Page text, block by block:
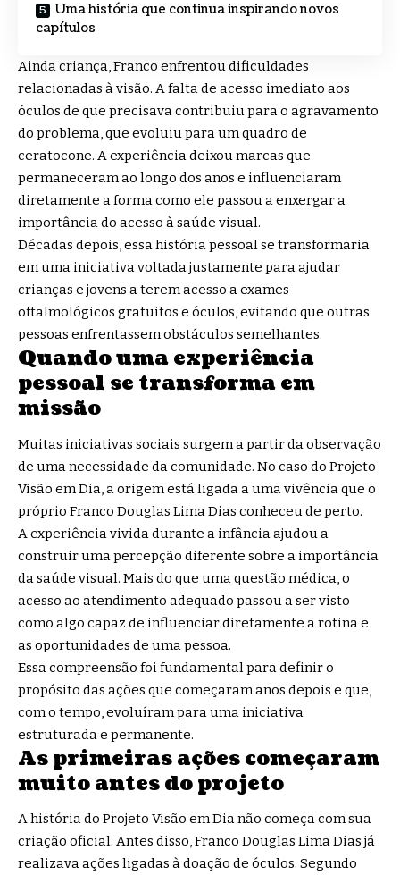
Uma história que continua inspirando novos
capítulos
Ainda criança, Franco enfrentou dificuldades
relacionadas à visão. A falta de acesso imediato aos
óculos de que precisava contribuiu para o agravamento
do problema, que evoluiu para um quadro de
ceratocone. A experiência deixou marcas que
permaneceram ao longo dos anos e influenciaram
diretamente a forma como ele passou a enxergar a
importância do acesso à saúde visual.
Décadas depois, essa história pessoal se transformaria
em uma iniciativa voltada justamente para ajudar
crianças e jovens a terem acesso a exames
oftalmológicos gratuitos e óculos, evitando que outras
pessoas enfrentassem obstáculos semelhantes.
Quando uma experiência
pessoal se transforma em
missão
Muitas iniciativas sociais surgem a partir da observação
de uma necessidade da comunidade. No caso do Projeto
Visão em Dia, a origem está ligada a uma vivência que o
próprio Franco Douglas Lima Dias conheceu de perto.
A experiência vivida durante a infância ajudou a
construir uma percepção diferente sobre a importância
da saúde visual. Mais do que uma questão médica, o
acesso ao atendimento adequado passou a ser visto
como algo capaz de influenciar diretamente a rotina e
as oportunidades de uma pessoa.
Essa compreensão foi fundamental para definir o
propósito das ações que começaram anos depois e que,
com o tempo, evoluíram para uma iniciativa
estruturada e permanente.
As primeiras ações começaram
muito antes do projeto
A história do Projeto Visão em Dia não começa com sua
criação oficial. Antes disso, Franco Douglas Lima Dias já
realizava ações ligadas à doação de óculos. Segundo